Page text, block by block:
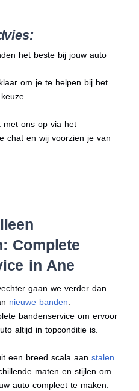
het beste bij jouw auto
om je te helpen bij het
met ons op via het
chat en wij voorzien je van
Complete
in Ane
gaan we verder dan
nieuwe banden.
bandenservice om ervoor
altijd in topconditie is.
een breed scala aan stalen
maten en stijlen om
auto compleet te maken.